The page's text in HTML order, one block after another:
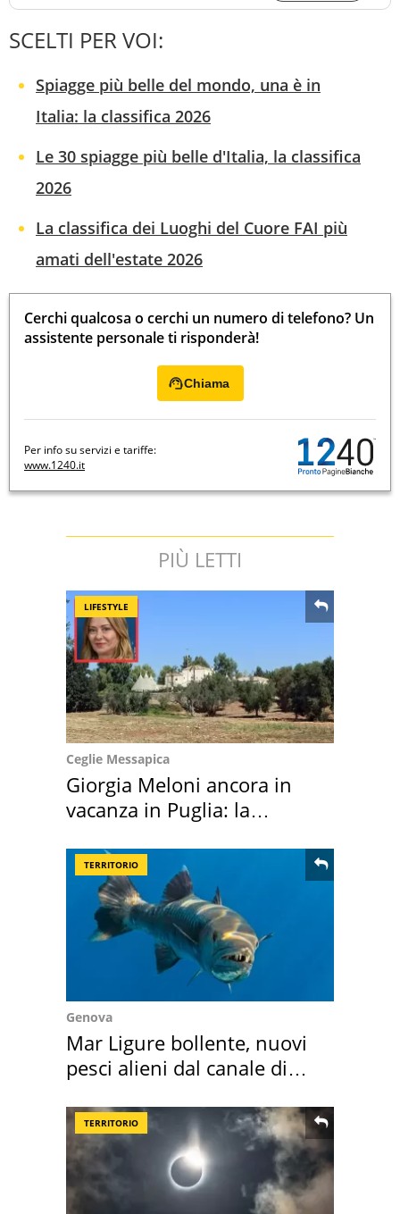
SCELTI PER VOI:
Spiagge più belle del mondo, una è in
Italia: la classifica 2026
Le 30 spiagge più belle d'Italia, la classifica
2026
La classifica dei Luoghi del Cuore FAI più
amati dell'estate 2026
Cerchi qualcosa o cerchi un numero di telefono? Un
assistente personale ti risponderà!
Chiama
Per info su servizi e tariffe:
www.1240.it
PIÙ LETTI
LIFESTYLE
Ceglie Messapica
Giorgia Meloni ancora in
vacanza in Puglia: la
TERRITORIO
Genova
Mar Ligure bollente, nuovi
pesci alieni dal canale di
TERRITORIO